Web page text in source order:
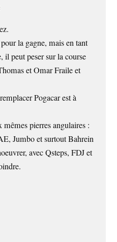
la gagne, mais en tant
il peut peser sur la course
et Omar Fraile et
Pogacar est à
pierres angulaires :
Jumbo et surtout Bahrein
avec Qsteps, FDJ et